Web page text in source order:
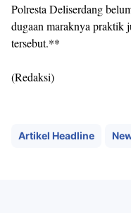
Polresta Deliserdang
dugaan maraknya praktik
tersebut.**
(Redaksi)
Artikel Headline